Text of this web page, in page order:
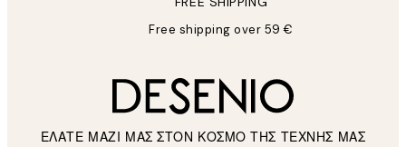
Free shipping over 59 €
ΕΛΑΤΕ ΜΑΖΙ ΜΑΣ ΣΤΟΝ ΚΟΣΜΟ ΤΗΣ ΤΕΧΝΗΣ ΜΑΣ